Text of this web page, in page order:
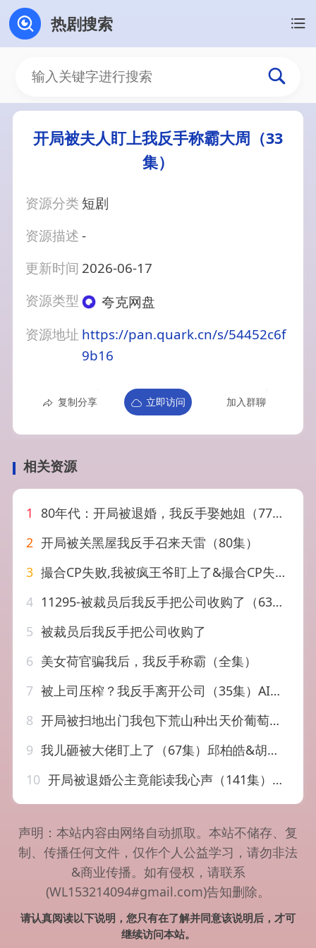
热剧搜索
开局被夫人盯上我反手称霸大周（33
集）
资源分类 短剧
资源描述-
更新时间 2026-06-17
资源类型
夸克网盘
资源地址 https://pan.quark.cn/s/54452c6f
9b16
复制分享 立即访问 加入群聊
相关资源
1
80年代：开局被退婚，我反手娶她姐（77集）王忠&辛诗琪
2 开局被关黑屋我反手召来天雷（80集）
3 撮合CP失败,我被疯王爷盯上了&撮合CP失败我被疯王爷盯上了（53集）AI短剧
4 11295-被裁员后我反手把公司收购了（63集）
5 被裁员后我反手把公司收购了
6 美女荷官骗我后，我反手称霸（全集）
7 被上司压榨？我反手离开公司（35集）AI短剧
8 开局被扫地出门我包下荒山种出天价葡萄（61集）
9 我儿砸被大佬盯上了（67集）邱柏皓&胡少琛
10 开局被退婚公主竟能读我心声（141集）马瑞泽&王硕
声明：本站内容由网络自动抓取。本站不储存、复
制、传播任何文件，仅作个人公益学习，请勿非法
&商业传播。如有侵权，请联系
(WL153214094#gmail.com)告知删除。
请认真阅读以下说明，您只有在了解并同意该说明后，才可
继续访问本站。